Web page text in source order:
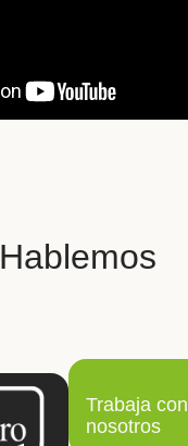
Hablemos
Trabaja con
nosotros